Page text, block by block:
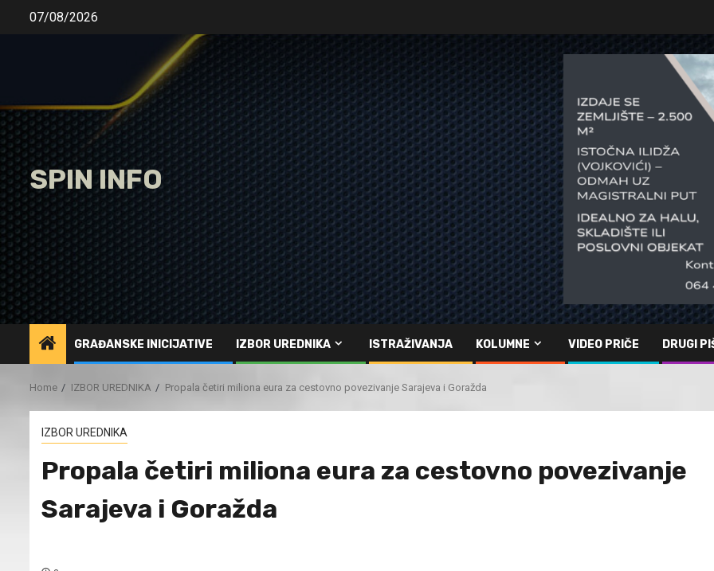
07/08/2026
SPIN INFO
GRAĐANSKE INICIJATIVE IZBOR UREDNIKA ISTRAŽIVANJA KOLUMNE VIDEO PRIČE DRUGI
Home IZBOR UREDNIKA Propala četiri miliona eura za cestovno povezivanje Sarajeva i Goražda
IZBOR UREDNIKA
Propala četiri miliona eura za cestovno povezivanje
Sarajeva i Goražda